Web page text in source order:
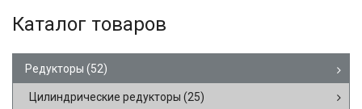
Каталог товаров
Редукторы (52)
Цилиндрические редукторы (25)